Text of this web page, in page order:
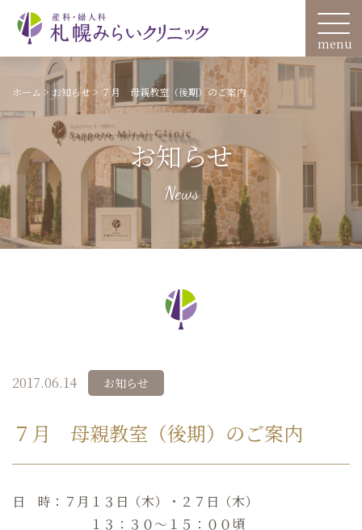
ホーム > お知らせ> ７月 母親教室（後期）のご案内
お知らせ
2017.06.14 お知らせ
７月 母親教室（後期）のご案内
日 時：７月１３日（木）・２７日（木）
１３：３０～１５：００頃